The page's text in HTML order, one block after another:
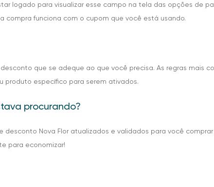
logado para visualizar esse campo na tela das opções de
compra funciona com o cupom que você está usando.
que se adeque ao que você precisa. As regras mais
específico para serem ativados.
procurando?
desconto Nova Flor atualizados e validados para você
para economizar!